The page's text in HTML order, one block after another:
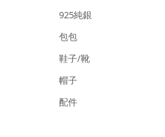
925純銀
包包
鞋子/靴
帽子
配件